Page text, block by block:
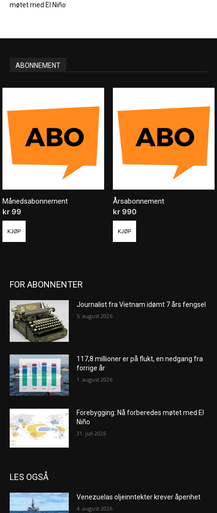
møtet med El Niño
ABONNEMENT
Månedsabonnement
kr 99
KJØP
Årsabonnement
kr990
KJØP
FOR ABONNENTER
Journalist fra Vietnam idømt 7 års fengsel
5. august 2026
117,8 millioner er på flukt, en nedgang fra
forrige år
1. august 2026
Forebygging: Nå forberedes møtet med El
Niño
31. juli 2026
LES OGSÅ
Venezuelas oljeinntekter krever åpenhet
4. august 2026